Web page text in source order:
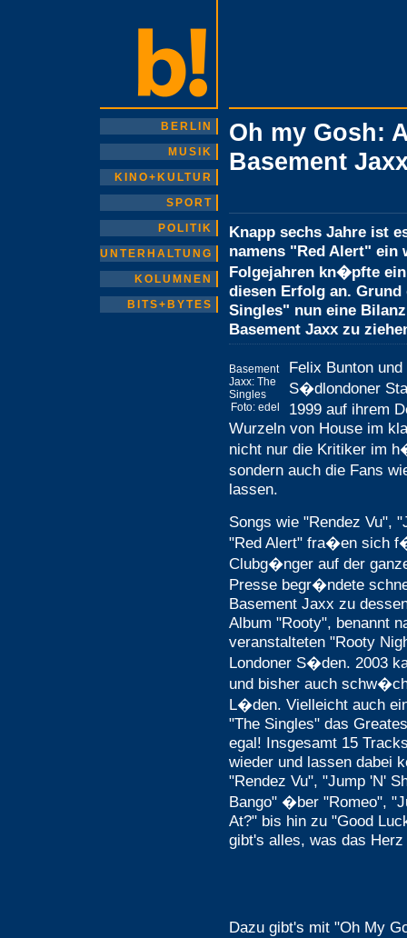
BERLIN
MUSIK
KINO+KULTUR
SPORT
POLITIK
UNTERHALTUNG
KOLUMNEN
BITS+BYTES
Oh my Gosh:
Basement
Knapp sechs Jahre ist
namens "Red Alert" ein
Folgejahren kn�pfte
diesen Erfolg an.
Singles" nun eine
Basement Jaxx zu
Basement
Jaxx: The
Singles
Foto: edel
Felix Bunton
S�dlondoner
1999 auf ihrem
Wurzeln von House im
nicht nur die Kritiker im
sondern auch die Fans
lassen.
Songs wie "Rendez Vu",
"Red Alert" fra�en sich
Clubg�nger auf der
Presse begr�ndete
Basement Jaxx zu
Album "Rooty", benannt
veranstalteten "Rooty
Londoner S�den. 2003
und bisher auch
L�den. Vielleicht auch
"The Singles" das
egal! Insgesamt 15
wieder und lassen dabei
"Rendez Vu", "Jump 'N'
Bango" �ber "Romeo",
At?" bis hin zu "Good
gibt's alles, was das Herz
Dazu gibt's mit "Oh My